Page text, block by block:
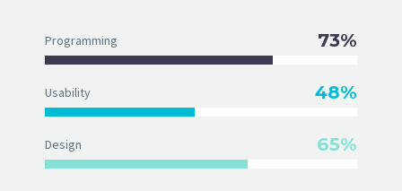
Programming 73%
Usability 48%
Design 65%